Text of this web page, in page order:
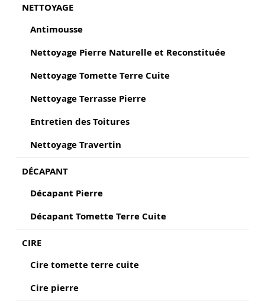
NETTOYAGE
Antimousse
Nettoyage Pierre Naturelle et Reconstituée
Nettoyage Tomette Terre Cuite
Nettoyage Terrasse Pierre
Entretien des Toitures
Nettoyage Travertin
DÉCAPANT
Décapant Pierre
Décapant Tomette Terre Cuite
CIRE
Cire tomette terre cuite
Cire pierre